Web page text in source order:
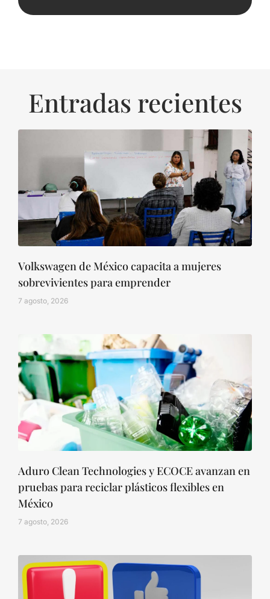
Entradas recientes
Volkswagen de México capacita a mujeres
sobrevivientes para emprender
7 agosto, 2026
Aduro Clean Technologies y ECOCE avanzan en
pruebas para reciclar plásticos flexibles en
México
7 agosto, 2026